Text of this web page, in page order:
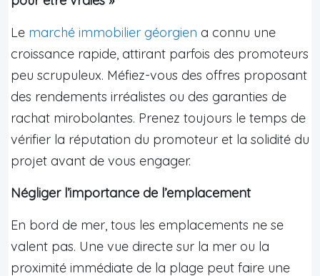
Le marché immobilier géorgien a connu une
croissance rapide, attirant parfois des promoteurs
peu scrupuleux. Méfiez-vous des offres proposant
des rendements irréalistes ou des garanties de
rachat mirobolantes. Prenez toujours le temps de
vérifier la réputation du promoteur et la solidité du
projet avant de vous engager.
Négliger l’importance de l’emplacement
En bord de mer, tous les emplacements ne se
valent pas. Une vue directe sur la mer ou la
proximité immédiate de la plage peut faire une